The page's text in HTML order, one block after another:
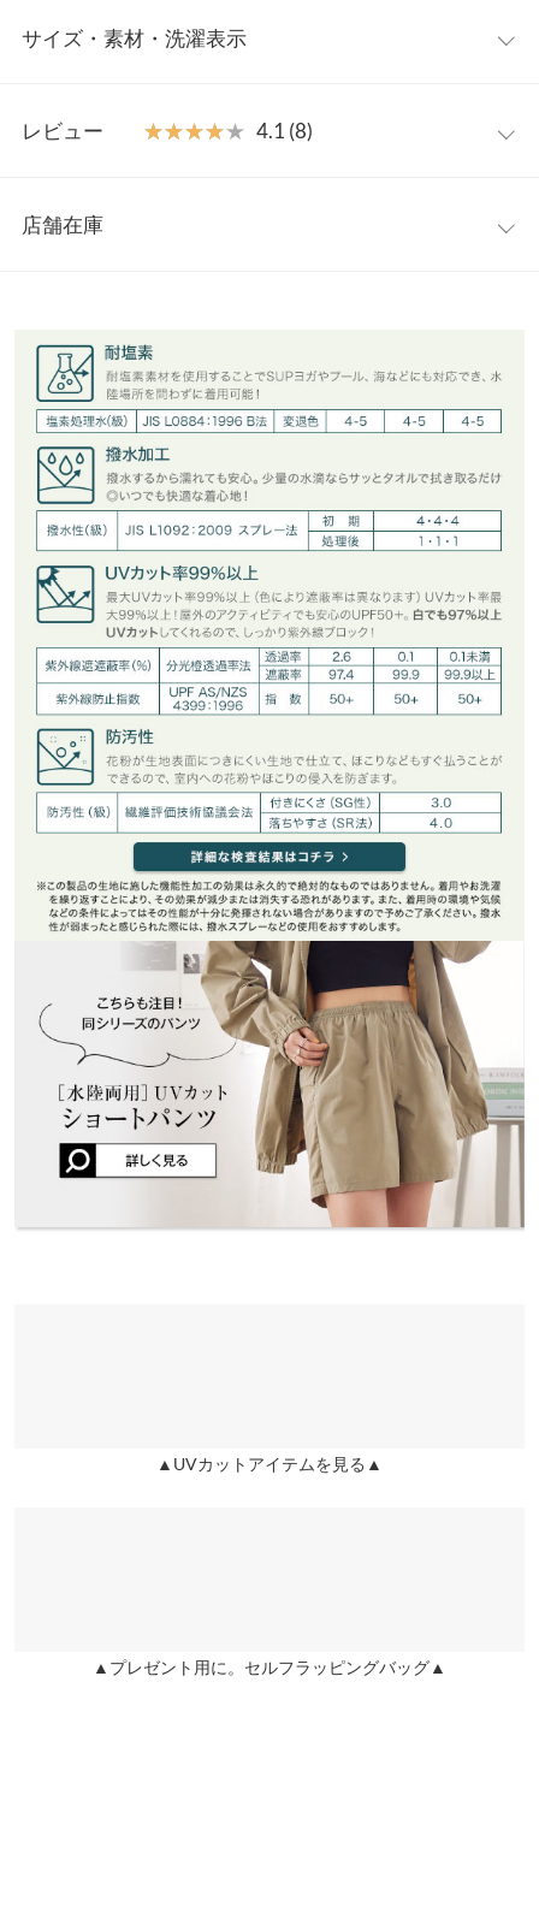
水陸両用UVカットマウンテンパーカー。肌露出を少なめにして夏
します。
ポっとした着こなしが可能です。水着の上はもちろん、春の軽ア
サイズ・素材・洗濯表示
裄丈 82
裾幅 50
袖口幅 11
身長別サイズガイド サイズ規格・採寸について
※生産時期の違いによる色や素材に関して、多少の個体差が生じ
ている場合がございます。予めご了承ください。
※上記寸法は、生産時に指示した寸法に従い掲載しております。
生産時期の違いによる製造時の個体差が多少生じている場合がご
ざいます。また、商品についたメーカータグの数値とは異なる場
合がございます。予めご了承ください。
ポリエステル100%
商品詳細
伸縮性：なし 淡色透け：一部あり 濃色透け：なし 裏地：な
原産国
中国
洗濯表示
洗濯表示について
レビュー ★★★★★
★★★★★ 4.1 (8)
ったです。ホワイトが購入出来なかったので、来年も出るといい
なぁ。
ROOSE |身長：151cm~155cm| 体重：41kg~45kg| 足のサイズ：
★★★★★
★★★★★ 5
カラー：ブラック
春〜秋まで長いシーズン着れそうと思って買いました！メンズも
着れるくらいゆったりサイズです！気に入ってます⭐︎
レ |身長：166cm~170cm| 体重：
★★★★★
★★★★★ 5
カラー：ブラック
サッと羽織れるので、季節の中途半端な時期に大活躍です。違う
色も欲しかったのですが、売り切れていたので残念です。
ROOSE |身長：151cm~155cm| 体重：41kg~45kg| 足のサイズ：
★★★★★
★★★★★ 5
カラー：ブラック購入日：2023/03/26
軽量で着やすいです。 思い切って購入して良かったです♪
lettuce1813 |身長：~| 体重：56kg~60kg| 足のサイズ：25.0cm~
★★★★★
★★★★★ 4
カラー：ライトベージュ 購入日：2024/05/30
薄手で夏の日焼け対策でも着れそう 腕のゴムもキツすぎずいい感
じです 裾のゴムは入ってない方が好みだけど 全体的には気に入り
店舗在庫
くはご利用店舗にお問い合わせください。
兵庫県 三宮店
店舗在庫
姫路店
店舗在庫
▲UVカットアイテムを見る▲
▲プレゼント用に。セルフラッピングバッグ▲